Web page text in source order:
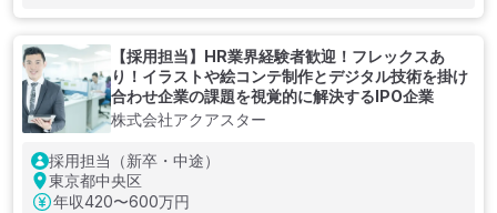
【採用担当】HR業界経験者歓迎！フレックスあ
り！イラストや絵コンテ制作とデジタル技術を掛け
合わせ企業の課題を視覚的に解決するIPO企業
株式会社アクアスター
採用担当（新卒・中途）
東京都中央区
年収420〜600万円